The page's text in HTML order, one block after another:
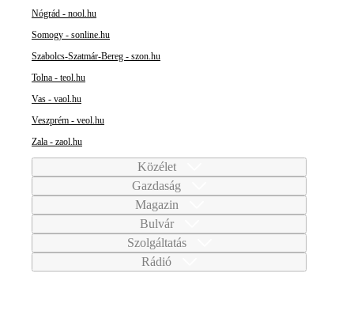
Nógrád - nool.hu
Somogy - sonline.hu
Szabolcs-Szatmár-Bereg - szon.hu
Tolna - teol.hu
Vas - vaol.hu
Veszprém - veol.hu
Zala - zaol.hu
Közélet
Gazdaság
Magazin
Bulvár
Szolgáltatás
Rádió